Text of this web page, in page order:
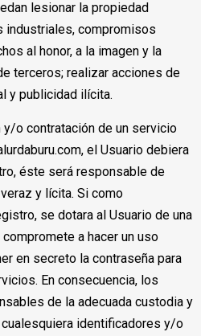
lesionar la propiedad
industriales, compromisos
al honor, a la imagen y la
terceros; realizar acciones de
y publicidad ilícita.
y/o contratación de un servicio
el Usuario debiera
éste será responsable de
y lícita. Si como
se dotara al Usuario de una
a hacer un uso
en secreto la contraseña para
En consecuencia, los
de la adecuada custodia y
identificadores y/o